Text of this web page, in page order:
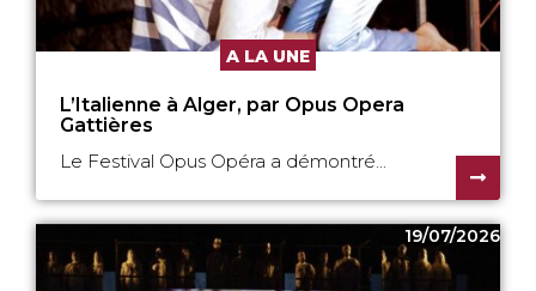
A LA UNE
L’Italienne à Alger, par Opus Opera
Gattières
Le Festival Opus Opéra a démontré...
19/07/2026